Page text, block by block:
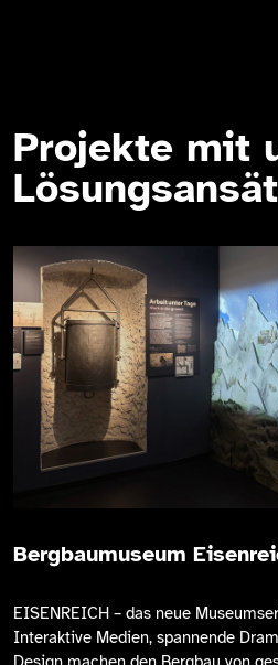
Projekte mit
Bergbaumuseum
EISENREICH – das neue
Interaktive Medien, spannende